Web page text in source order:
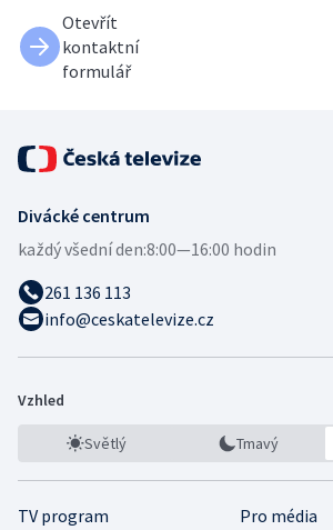
Otevřít
kontaktní
formulář
Divácké centrum
každý všední den:8:00—16:00 hodin
261 136 113
info@ceskatelevize.cz
Vzhled
Světlý Tmavý
TV program
Pro média